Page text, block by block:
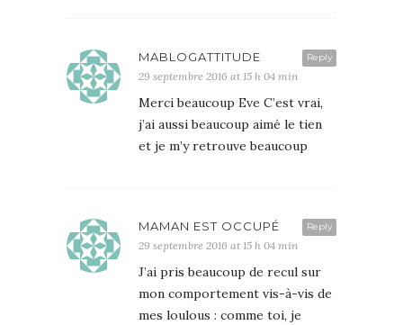
Reply
MABLOGATTITUDE
29 septembre 2016 at 15 h 04 min
Merci beaucoup Eve C’est vrai,
j’ai aussi beaucoup aimé le tien
et je m’y retrouve beaucoup
Reply
MAMAN EST OCCUPÉ
29 septembre 2016 at 15 h 04 min
J’ai pris beaucoup de recul sur
mon comportement vis-à-vis de
mes loulous : comme toi, je